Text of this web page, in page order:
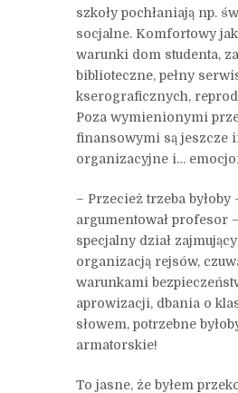
szkoły pochłaniają np.
socjalne. Komfortowy
warunki dom studenta,
biblioteczne, pełny
kserograficznych,
Poza wymienionymi
finansowymi są jeszcze
organizacyjne i…
– Przecież trzeba byłoby
argumentował profesor
specjalny dział
organizacją rejsów,
warunkami
aprowizacji, dbania o
słowem, potrzebne
armatorskie!
To jasne, że byłem